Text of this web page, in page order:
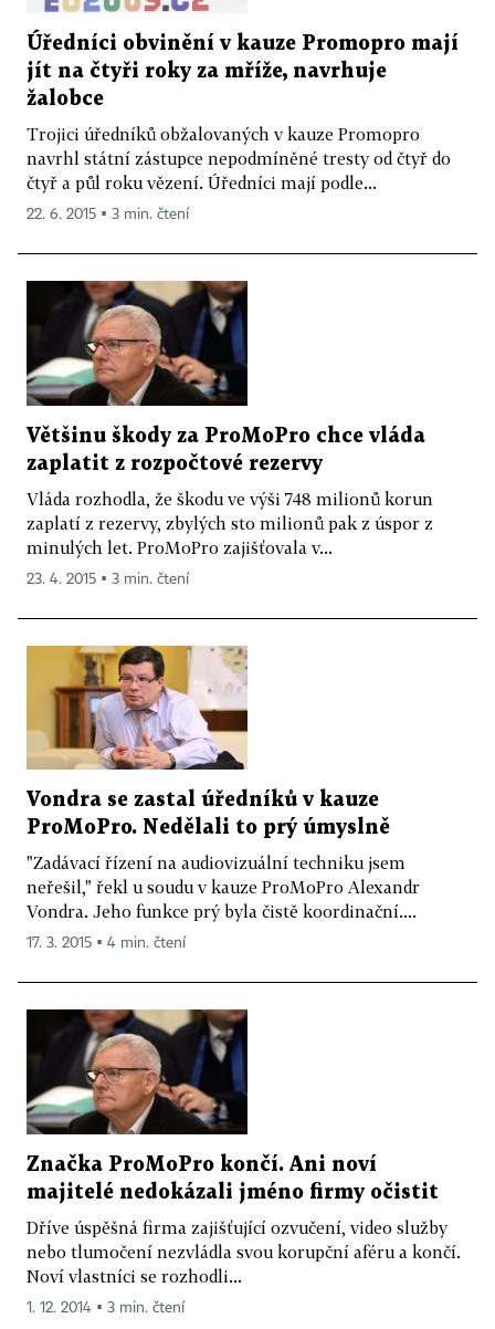
Úředníci obvinění v kauze Promopro mají
jít na čtyři roky za mříže, navrhuje
žalobce
Trojici úředníků obžalovaných v kauze Promopro
navrhl státní zástupce nepodmíněné tresty od čtyř do
čtyř a půl roku vězení. Úředníci mají podle...
22. 6. 2015 ▪ 3 min. čtení
Většinu škody za ProMoPro chce vláda
zaplatit z rozpočtové rezervy
Vláda rozhodla, že škodu ve výši 748 milionů korun
zaplatí z rezervy, zbylých sto milionů pak z úspor z
minulých let. ProMoPro zajišťovala v...
23. 4. 2015 ▪ 3 min. čtení
Vondra se zastal úředníků v kauze
ProMoPro. Nedělali to prý úmyslně
"Zadávací řízení na audiovizuální techniku jsem
neřešil," řekl u soudu v kauze ProMoPro Alexandr
Vondra. Jeho funkce prý byla čistě koordinační....
17. 3. 2015 ▪ 4 min. čtení
Značka ProMoPro končí. Ani noví
majitelé nedokázali jméno firmy očistit
Dříve úspěšná firma zajišťující ozvučení, video služby
nebo tlumočení nezvládla svou korupční aféru a končí.
Noví vlastníci se rozhodli...
1. 12. 2014 ▪ 3 min. čtení